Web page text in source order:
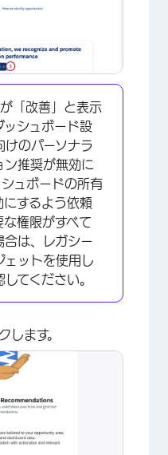
「改善」と表示
ッシュボード設
けのパーソナラ
ン推奨が無効に
ュボードの所有
にするよう依頼
な権限がすべて
合は、レガシー
ェットを使用し
てください。
します。